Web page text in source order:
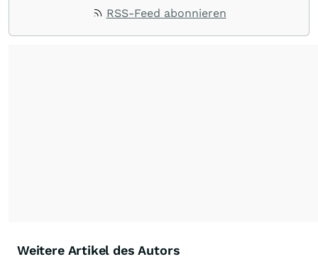
with their audiences where it matters most.
RSS-Feed abonnieren
Weitere Artikel des Autors